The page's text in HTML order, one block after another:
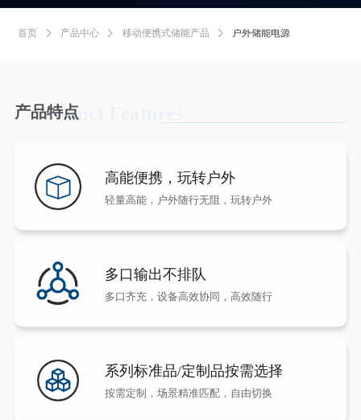
首页  产品中心  移动便携式储能产品  户外储能电源
产品特点
Product Features
高能便携，玩转户外
轻量高能，户外随行无阻，玩转户外
多口输出不排队
多口齐充，设备高效协同，高效随行
系列标准品/定制品按需选择
按需定制，场景精准匹配，自由切换